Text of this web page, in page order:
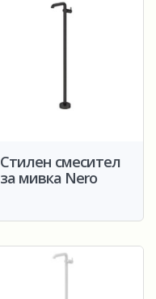
Стилен смесител
за мивка Nero